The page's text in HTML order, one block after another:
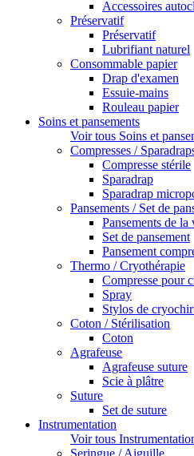
Accessoires
Préservatif
Préservatif
Lubrifiant naturel
Consommable papier
Drap d'examen
Essuie-mains
Rouleau papier
Soins et pansements
Voir tous Soins et
Compresses /
Compresse stérile
Sparadrap
Sparadrap
Pansements / Set de
Pansements de
Set de pansement
Pansement
Thermo / Cryothérapie
Compresse pour
Spray
Stylos de
Coton / Stérilisation
Coton
Agrafeuse
Agrafeuse suture
Scie à plâtre
Suture
Set de suture
Instrumentation
Voir tous
Seringue / Aiguille